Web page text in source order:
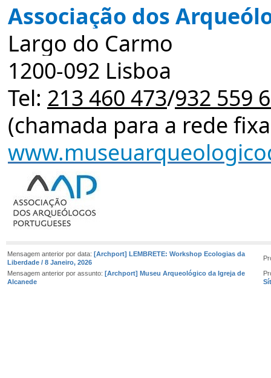
Associação dos
Largo do Carmo
1200-092 Lisboa
Tel: 213 460 473/932 559
(chamada para a rede
Mensagem anterior por data: [Archport] LEMBRETE: Workshop Ecologias da
Liberdade / 8 Janeiro, 2026
Mensagem anterior por assunto: [Archport] Museu Arqueológico da Igreja de
Alcanede